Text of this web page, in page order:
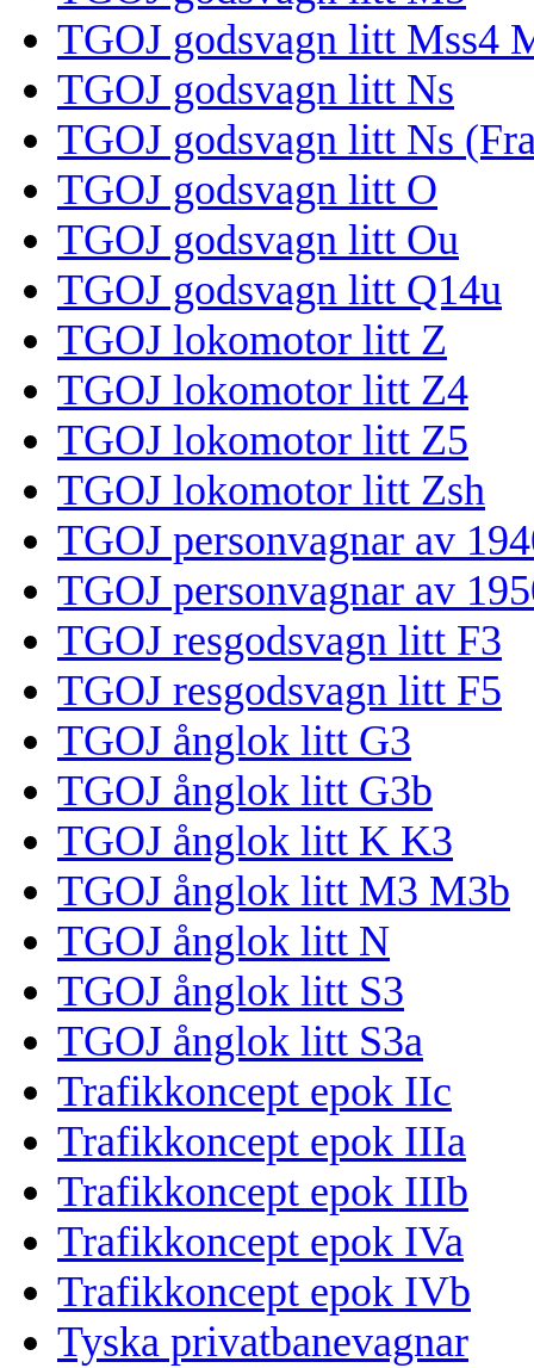
TGOJ godsvagn litt Mss4
TGOJ godsvagn litt Ns
TGOJ godsvagn litt Ns
TGOJ godsvagn litt O
TGOJ godsvagn litt Ou
TGOJ godsvagn litt Q14u
TGOJ lokomotor litt Z
TGOJ lokomotor litt Z4
TGOJ lokomotor litt Z5
TGOJ lokomotor litt Zsh
TGOJ personvagnar av
TGOJ personvagnar av
TGOJ resgodsvagn litt F3
TGOJ resgodsvagn litt F5
TGOJ ånglok litt G3
TGOJ ånglok litt G3b
TGOJ ånglok litt K K3
TGOJ ånglok litt M3 M3b
TGOJ ånglok litt N
TGOJ ånglok litt S3
TGOJ ånglok litt S3a
Trafikkoncept epok IIc
Trafikkoncept epok IIIa
Trafikkoncept epok IIIb
Trafikkoncept epok IVa
Trafikkoncept epok IVb
Tyska privatbanevagnar